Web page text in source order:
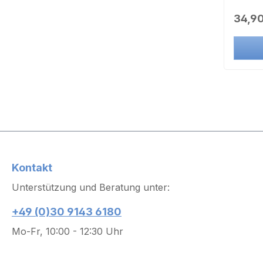
Licht
oder
Kontakt
Unterstützung und Beratung unter:
+49 (0)30 9143 6180
Mo-Fr, 10:00 - 12:30 Uhr